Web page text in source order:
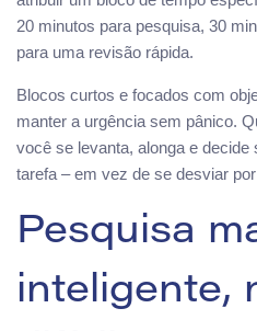
20 minutos para pesquisa, 30
para uma revisão rápida.
Blocos curtos e focados com
manter a urgência sem pânico.
você se levanta, alonga e
tarefa – em vez de se desviar
Pesquisa
inteligente,